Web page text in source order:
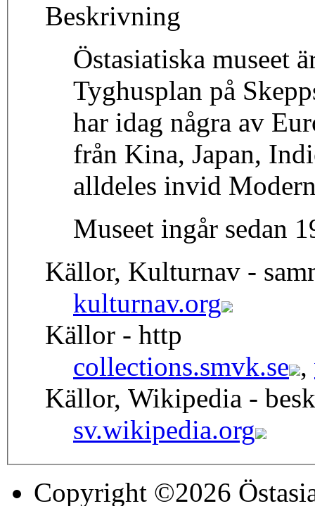
Beskrivning
Östasiatiska museet
Tyghusplan på
har idag några av
från Kina, Japan,
alldeles invid
Museet ingår sedan
Källor, Kulturnav -
kulturnav.org
Källor - http
collections.smvk.se ,
Källor, Wikipedia -
sv.wikipedia.org
Copyright ©2026